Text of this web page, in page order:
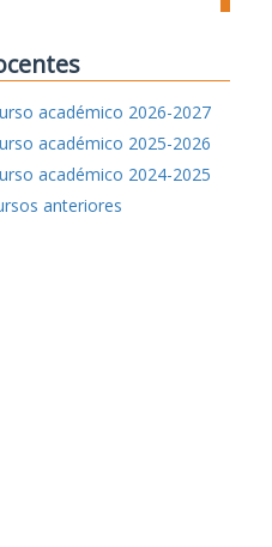
académico 2026-2027
académico 2025-2026
académico 2024-2025
anteriores